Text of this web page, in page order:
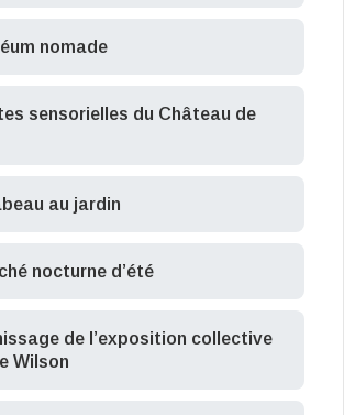
nomade
sensorielles du Château de
au jardin
nocturne d’été
de l’exposition collective
Wilson